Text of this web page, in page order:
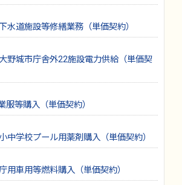
水道施設等修繕業務（単価契約）
野城市庁舎外22施設電力供給（単価契
服等購入（単価契約）
中学校プール用薬剤購入（単価契約）
用車用等燃料購入（単価契約）